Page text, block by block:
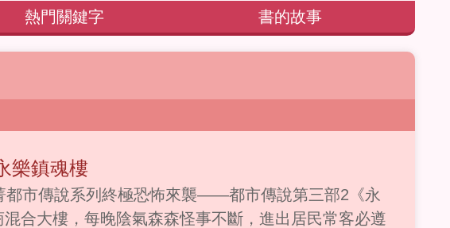
熱門關鍵字 書的故事
樂鎮魂樓
都市傳說系列終極恐怖來襲——都市傳說第三部2《永
合大樓，每晚陰氣森森怪事不斷，進出居民常客必遵